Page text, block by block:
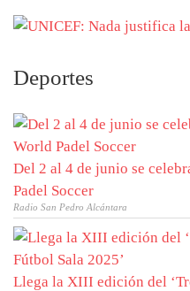
Deportes
Del 2 al 4 de junio se
Padel Soccer
Radio San Pedro Alcántara
Llega la XIII edición del